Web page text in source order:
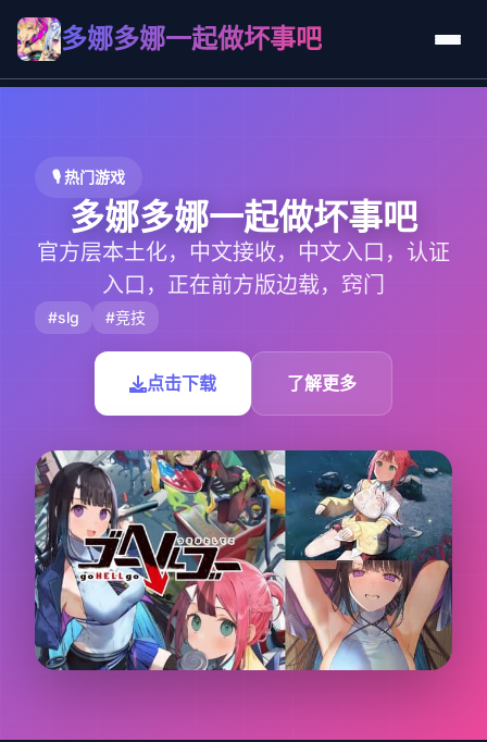
多娜多娜一起做坏事吧
🎙️ 热门游戏
多娜多娜一起做坏事吧
官方层本土化，中文接收，中文入口，认证
入口，正在前方版边载，窍门
#slg #竞技
点击下载 了解更多